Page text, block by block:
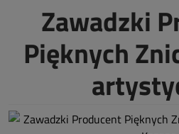
Zawadzki
Pięknych